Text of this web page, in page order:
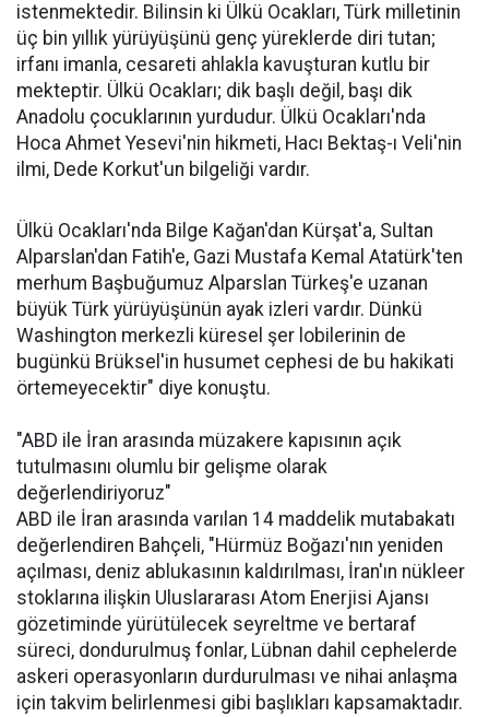
istenmektedir. Bilinsin ki Ülkü Ocakları, Türk milletinin
üç bin yıllık yürüyüşünü genç yüreklerde diri tutan;
irfanı imanla, cesareti ahlakla kavuşturan kutlu bir
mekteptir. Ülkü Ocakları; dik başlı değil, başı dik
Anadolu çocuklarının yurdudur. Ülkü Ocakları'nda
Hoca Ahmet Yesevi'nin hikmeti, Hacı Bektaş-ı Veli'nin
ilmi, Dede Korkut'un bilgeliği vardır.
Ülkü Ocakları'nda Bilge Kağan'dan Kürşat'a, Sultan
Alparslan'dan Fatih'e, Gazi Mustafa Kemal Atatürk'ten
merhum Başbuğumuz Alparslan Türkeş'e uzanan
büyük Türk yürüyüşünün ayak izleri vardır. Dünkü
Washington merkezli küresel şer lobilerinin de
bugünkü Brüksel'in husumet cephesi de bu hakikati
örtemeyecektir" diye konuştu.
"ABD ile İran arasında müzakere kapısının açık
tutulmasını olumlu bir gelişme olarak
değerlendiriyoruz"
ABD ile İran arasında varılan 14 maddelik mutabakatı
değerlendiren Bahçeli, "Hürmüz Boğazı'nın yeniden
açılması, deniz ablukasının kaldırılması, İran'ın nükleer
stoklarına ilişkin Uluslararası Atom Enerjisi Ajansı
gözetiminde yürütülecek seyreltme ve bertaraf
süreci, dondurulmuş fonlar, Lübnan dahil cephelerde
askeri operasyonların durdurulması ve nihai anlaşma
için takvim belirlenmesi gibi başlıkları kapsamaktadır.